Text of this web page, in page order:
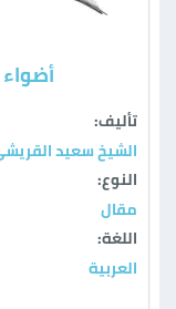
تأليف:
الشيخ سعيد
النوع:
مقال
اللغة:
العربية